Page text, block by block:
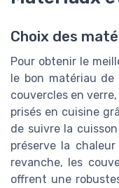
Choix des
Pour obtenir le
le bon matériau
couvercles en
prisés en cuisine
de suivre la
préserve la
revanche, les
offrent une